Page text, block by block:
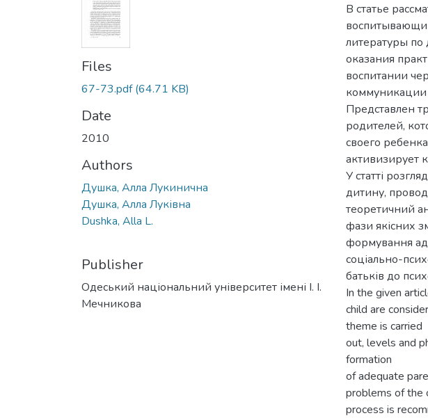
Files
67-73.pdf(64.71 KB)
Date
2010
Authors
Душка, Алла Лукинична
Душка, Алла Луківна
Dushka, Alla L.
Publisher
Одеський національний університет імені І. І.
Мечникова
В статье
литературы по
оказания
воспитании
коммуникации
Представлен
родителей,
своего
активизирует
У статті
дитину,
теоретичний
фази якісних
формування
соціально-
батьків до
In the given
child are
theme is carried
out, levels and
formation
of adequate
problems of the
process is